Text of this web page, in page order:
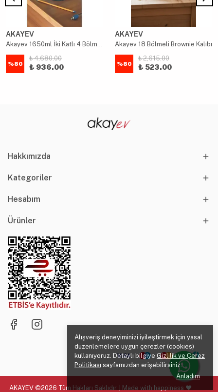
Alışveriş deneyiminizi iyileştirmek için yasal
düzenlemelere uygun çerezler (cookies)
kullanıyoruz. Detaylı bilgiye Gizlilik ve Çerez
Politikası sayfamızdan erişebilirsiniz.
Anladım
AKAYEV
Akayev 1650ml İki Katlı 4 Bölmeli Çelik Yemek Kabı Mavi
%80
₺ 4,680.00
₺ 936.00
AKAYEV
Akayev 18 Bölmeli Brownie Kalıbı
%80
₺ 2,615.00
₺ 523.00
Hakkımızda
Kategoriler
Hesabım
Ürünler
AKAYEV ©2026 Tüm Hakları Saklıdır. | Made with happiness ♥